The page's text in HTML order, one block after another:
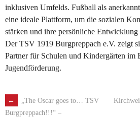
inklusiven Umfelds. Fußball als
eine ideale Plattform, um die sozialen
stärken und ihre persönliche
Der TSV 1919 Burgpreppach e.V. zeigt
Partner für Schulen und Kindergärten im
Jugendförderung.
ARTIKEL-
←
„The Oscar goes to… TSV
Burgpreppach!!!“ –